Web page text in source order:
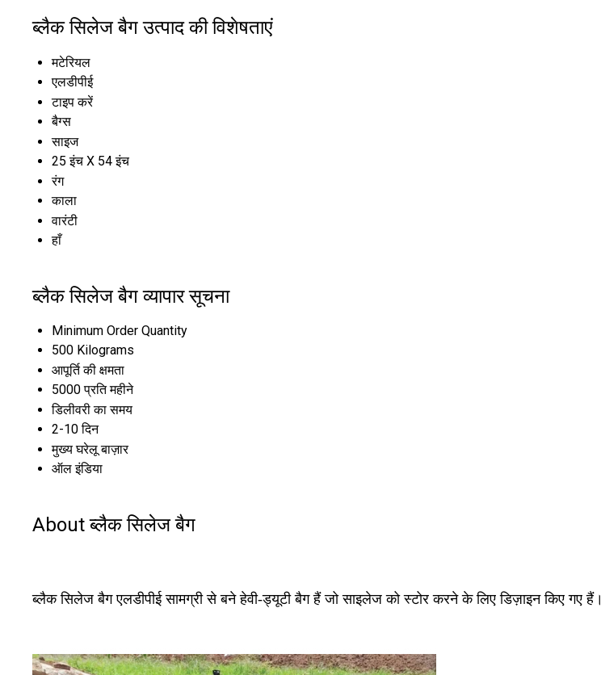
ब्लैक सिलेज बैग उत्पाद की विशेषताएं
मटेरियल
एलडीपीई
टाइप करें
बैग्स
साइज
25 इंच X 54 इंच
रंग
काला
वारंटी
हाँ
ब्लैक सिलेज बैग व्यापार सूचना
Minimum Order Quantity
500 Kilograms
आपूर्ति की क्षमता
5000 प्रति महीने
डिलीवरी का समय
2-10 दिन
मुख्य घरेलू बाज़ार
ऑल इंडिया
About ब्लैक सिलेज बैग
ब्लैक सिलेज बैग एलडीपीई सामग्री से बने हेवी-ड्यूटी बैग हैं जो साइलेज को स्टोर करने के लिए डिज़ाइन किए गए हैं।